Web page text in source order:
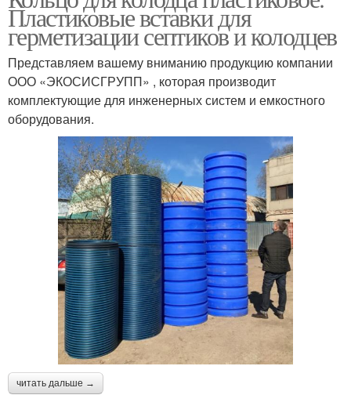
Пластиковые вставки для
герметизации септиков и колодцев
Представляем вашему вниманию продукцию компании
ООО «ЭКОСИСГРУПП» , которая производит
комплектующие для инженерных систем и емкостного
оборудования.
читать дальше →